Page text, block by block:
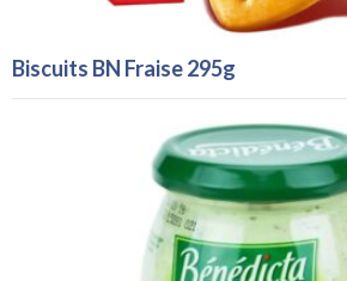
Biscuits BN Fraise 295g